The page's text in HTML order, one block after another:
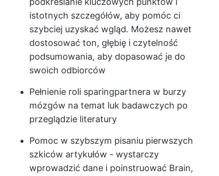
istotnych szczegółów, aby pomóc ci
szybciej uzyskać wgląd. Możesz nawet
dostosować ton, głębię i czytelność
podsumowania, aby dopasować je do
swoich odbiorców
Pełnienie roli sparingpartnera w burzy
mózgów na temat luk badawczych po
przeglądzie literatury
Pomoc w szybszym pisaniu pierwszych
szkiców artykułów - wystarczy
wprowadzić dane i poinstruować Brain,